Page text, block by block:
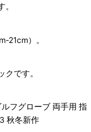
21cm）。
です。
フグローブ 両手用 指
秋冬新作